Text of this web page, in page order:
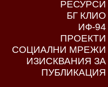
РЕСУРСИ
БГ КЛИО
ИФ-94
ПРОЕКТИ
СОЦИАЛНИ МРЕЖИ
ИЗИСКВАНИЯ ЗА
ПУБЛИКАЦИЯ